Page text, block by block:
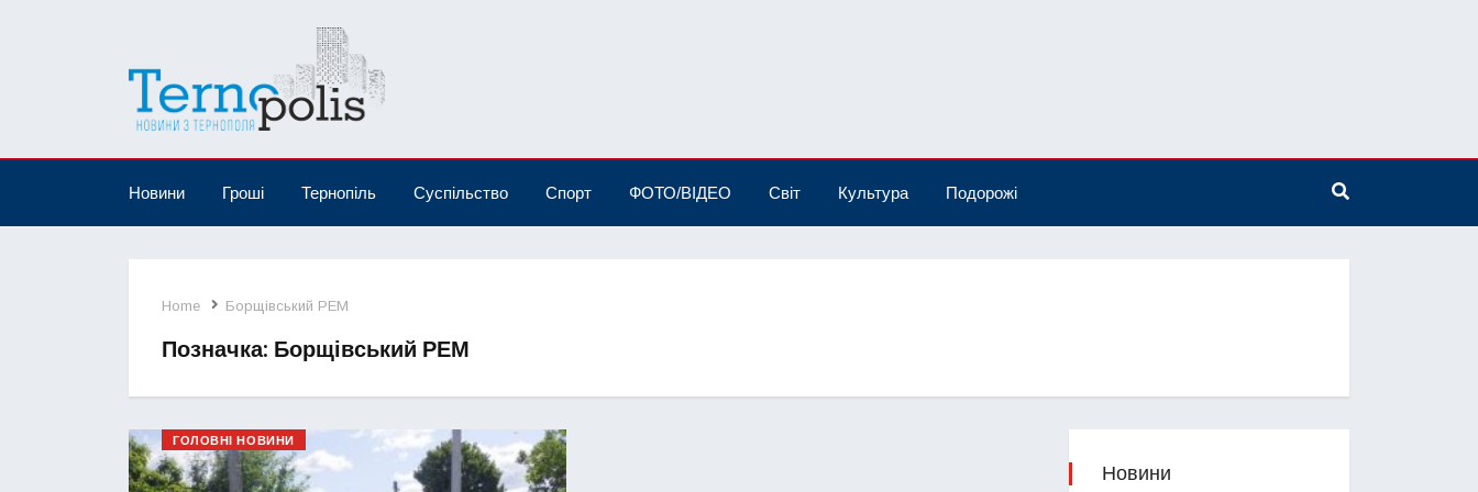
Новини Гроші Тернопіль Суспільство Спорт ФОТО/ВІДЕО Світ Культура Подорожі
Home Борщівський РЕМ
Позначка: Борщівський РЕМ
ГОЛОВНІ НОВИНИ
Новини